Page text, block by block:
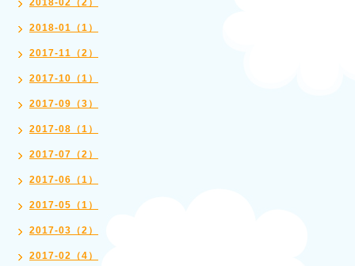
2018-02（2）
2018-01（1）
2017-11（2）
2017-10（1）
2017-09（3）
2017-08（1）
2017-07（2）
2017-06（1）
2017-05（1）
2017-03（2）
2017-02（4）